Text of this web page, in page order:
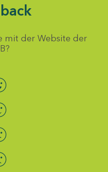
mit der Website der
auswählen